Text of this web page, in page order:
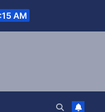
AM